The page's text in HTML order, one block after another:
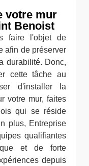
votre mur
Benoist
faire l'objet de
afin de préserver
durabilité. Donc,
cette tâche au
d'installer la
votre mur, faites
qui se réside
plus, Entreprise
qualifiantes
et de forte
depuis